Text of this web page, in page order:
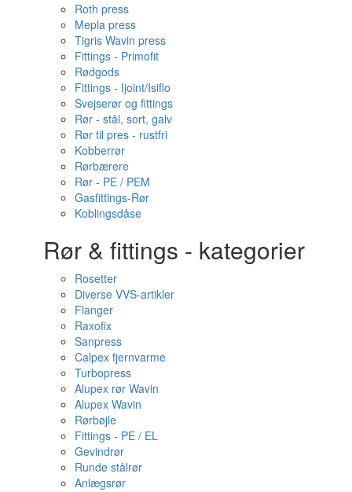
Roth press
Mepla press
Tigris Wavin press
Fittings - Primofit
Rødgods
Fittings - Ijoint/Isiflo
Svejserør og fittings
Rør - stål, sort, galv
Rør til pres - rustfri
Kobberrør
Rørbærere
Rør - PE / PEM
Gasfittings-Rør
Koblingsdåse
Rør & fittings - kategorier
Rosetter
Diverse VVS-artikler
Flanger
Raxofix
Sanpress
Calpex fjernvarme
Turbopress
Alupex rør Wavin
Alupex Wavin
Rørbøjle
Fittings - PE / EL
Gevindrør
Runde stålrør
Anlægsrør